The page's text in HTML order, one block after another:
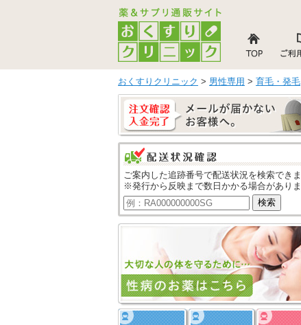
おくすりクリニック > 男性専用 > 育毛・発毛
ご案内した追跡番号で配送状況を検索できま
※発行から反映まで数日かかる場合がありま